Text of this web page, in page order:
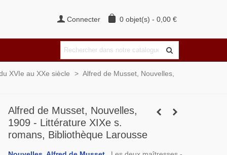
Connecter 0 objet(s) - 0,00 €
XVIe au XXe siècle > Alfred de Musset, Nouvelles,
Alfred de Musset, Nouvelles,
1909 - Littérature XIXe s.
romans, Bibliothèque Larousse